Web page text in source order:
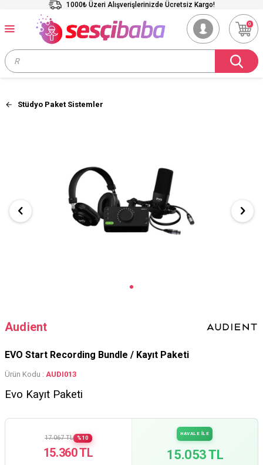
1000₺ Üzeri Alışverişlerinizde Ücretsiz Kargo!
0
Stüdyo Paket Sistemler
Audient
EVO Start Recording Bundle / Kayıt Paketi
Ürün Kodu : AUDI013
Evo Kayıt Paketi
17.067 TL %10
15.360 TL
HAVALE İLE
15.053 TL